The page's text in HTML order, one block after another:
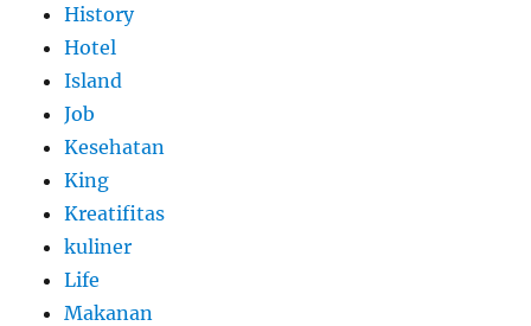
History
Hotel
Island
Job
Kesehatan
King
Kreatifitas
kuliner
Life
Makanan